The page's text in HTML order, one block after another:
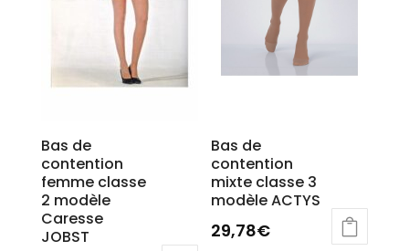
Bas de
contention
femme classe
2 modèle
Caresse
JOBST
Bas de
contention
mixte classe 3
modèle ACTYS
29,78€